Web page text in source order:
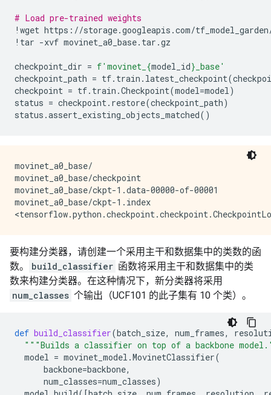
# Load pre-trained weights
! wget https : //storage.googleapis .com/tf_model_garden
! tar -xvf movinet_a0_base. tar .gz
checkpoint_dir = f'movinet_ {model_id} _base'
checkpoint_path = tf. train . latest_checkpoint(
checkpoint = tf. train .Checkpoint(model=model )
status = checkpoint . restore(checkpoint_path)
status .assert_existing_objects_matched()
movinet_a0_base/
movinet_a0_base/checkpoint
movinet_a0_base/ckpt-1.data-00000-of-00001
movinet_a0_base/ckpt-1.index
要构建分类器，请创建一个采用主干和数据集中的类数的函
数。
build_classifier 函数将采用主干和数据集中的类
数来构建分类器。在这种情况下，新分类器将采用
num_classes 个输出（UCF101 的此子集有 10 个类）。
def build_classifier(batch_size, num_frames,
"""Builds a classifier on top of a backbone
model = movinet_model .MovinetClassifier(
backbone=backbone,
num_classes=num_classes)